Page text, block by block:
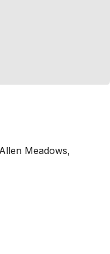
Meadows,